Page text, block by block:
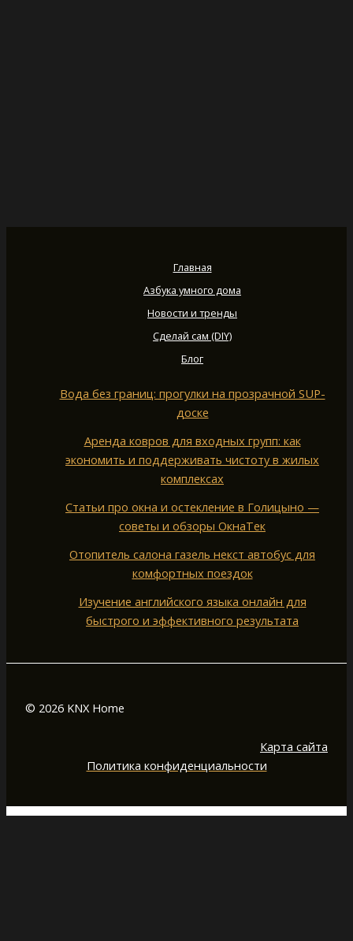
Главная
Азбука умного дома
Новости и тренды
Сделай сам (DIY)
Блог
Вода без границ: прогулки на прозрачной SUP-
доске
Аренда ковров для входных групп: как
экономить и поддерживать чистоту в жилых
комплексах
Статьи про окна и остекление в Голицыно —
советы и обзоры ОкнаТек
Отопитель салона газель некст автобус для
комфортных поездок
Изучение английского языка онлайн для
быстрого и эффективного результата
© 2026 KNX Home
Карта сайта
Политика конфиденциальности